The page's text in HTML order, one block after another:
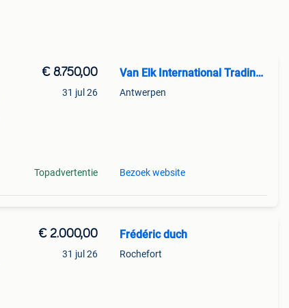
€ 8.750,00
31 jul 26
Topadvertentie
Van Elk International Trading BV
Antwerpen
Bezoek website
€ 2.000,00
31 jul 26
Frédéric duch
Rochefort